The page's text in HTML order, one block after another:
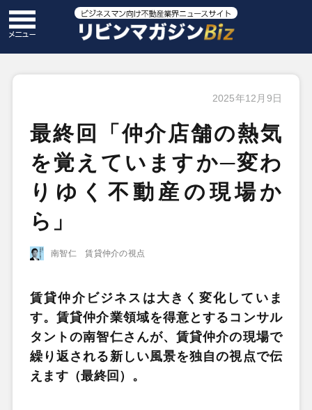
2025年12月9日
最終回「仲介店舗の熱気
を覚えていますか─変わ
りゆく不動産の現場か
ら」
南智仁 賃貸仲介の視点
賃貸仲介ビジネスは大きく変化していま
す。賃貸仲介業領域を得意とするコンサル
タントの南智仁さんが、賃貸仲介の現場で
繰り返される新しい風景を独自の視点で伝
えます（最終回）。